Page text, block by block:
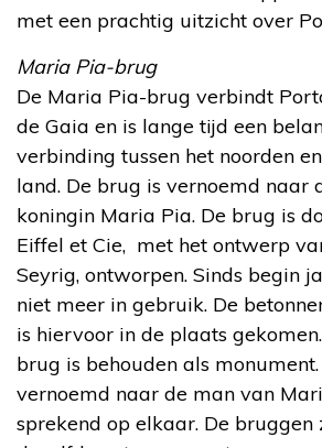
met een prachtig uitzicht over
Maria Pia-brug
De Maria Pia-brug verbindt
de Gaia en is lange tijd een
verbinding tussen het noorden
land. De brug is vernoemd naar
koningin Maria Pia. De brug is
Eiffel et Cie, met het ontwerp
Seyrig, ontworpen. Sinds begin
niet meer in gebruik. De
is hiervoor in de plaats
brug is behouden als
vernoemd naar de man van
sprekend op elkaar. De bruggen